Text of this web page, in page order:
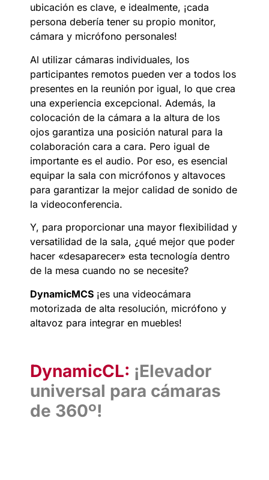
ubicación es clave, e idealmente, ¡cada
persona debería tener su propio monitor,
cámara y micrófono personales!
Al utilizar cámaras individuales, los
participantes remotos pueden ver a todos los
presentes en la reunión por igual, lo que crea
una experiencia excepcional. Además, la
colocación de la cámara a la altura de los
ojos garantiza una posición natural para la
colaboración cara a cara. Pero igual de
importante es el audio. Por eso, es esencial
equipar la sala con micrófonos y altavoces
para garantizar la mejor calidad de sonido de
la videoconferencia.
Y, para proporcionar una mayor flexibilidad y
versatilidad de la sala, ¿qué mejor que poder
hacer «desaparecer» esta tecnología dentro
de la mesa cuando no se necesite?
DynamicMCS ¡es una videocámara
motorizada de alta resolución, micrófono y
altavoz para integrar en muebles!
DynamicCL: ¡Elevador
universal para cámaras
de 360º!